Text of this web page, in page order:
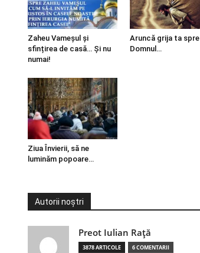
Zaheu Vameșul și
sfințirea de casă… Și nu
numai!
Aruncă grija ta spre
Domnul…
Ziua Învierii, să ne
luminăm popoare…
Autorii noștri
Preot Iulian Raţă
3878 ARTICOLE 6 COMENTARII